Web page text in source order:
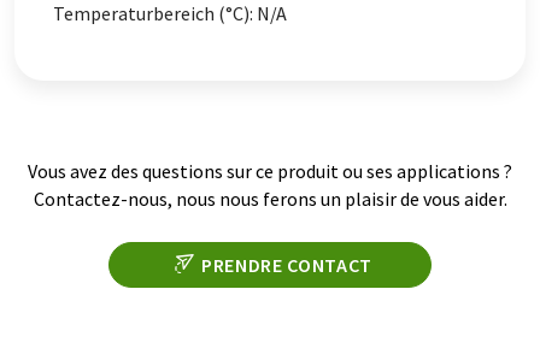
Temperaturbereich (°C): N/A
Vous avez des questions sur ce produit ou ses applications ?
Contactez-nous, nous nous ferons un plaisir de vous aider.
PRENDRE CONTACT